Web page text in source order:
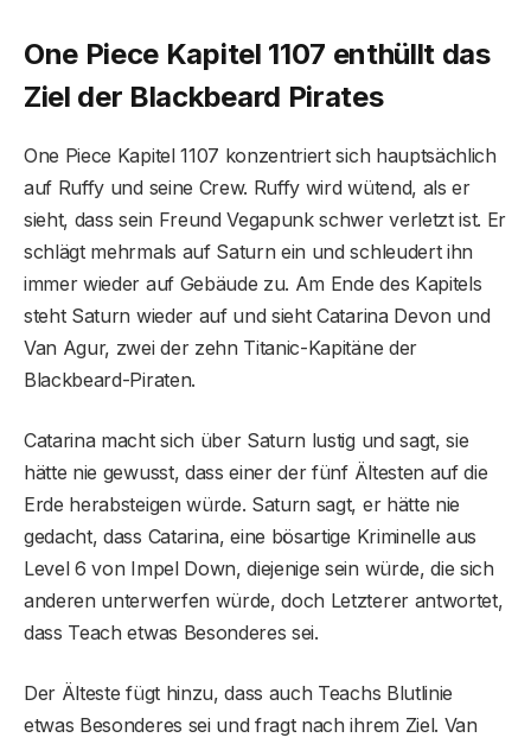
One Piece Kapitel 1107 enthüllt das
Ziel der Blackbeard Pirates
One Piece Kapitel 1107 konzentriert sich hauptsächlich
auf Ruffy und seine Crew. Ruffy wird wütend, als er
sieht, dass sein Freund Vegapunk schwer verletzt ist. Er
schlägt mehrmals auf Saturn ein und schleudert ihn
immer wieder auf Gebäude zu. Am Ende des Kapitels
steht Saturn wieder auf und sieht Catarina Devon und
Van Agur, zwei der zehn Titanic-Kapitäne der
Blackbeard-Piraten.
Catarina macht sich über Saturn lustig und sagt, sie
hätte nie gewusst, dass einer der fünf Ältesten auf die
Erde herabsteigen würde. Saturn sagt, er hätte nie
gedacht, dass Catarina, eine bösartige Kriminelle aus
Level 6 von Impel Down, diejenige sein würde, die sich
anderen unterwerfen würde, doch Letzterer antwortet,
dass Teach etwas Besonderes sei.
Der Älteste fügt hinzu, dass auch Teachs Blutlinie
etwas Besonderes sei und fragt nach ihrem Ziel. Van